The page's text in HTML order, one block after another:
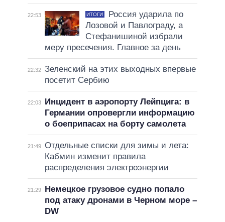
22:53 ИТОГИ
Россия ударила по
Лозовой и Павлограду, а
Стефанишиной избрали
меру пресечения. Главное за день
22:32 Зеленский на этих выходных впервые
посетит Сербию
22:03
Инцидент в аэропорту Лейпцига: в
Германии опровергли информацию
о боеприпасах на борту самолета
21:49 Отдельные списки для зимы и лета:
Кабмин изменит правила
распределения электроэнергии
21:29
Немецкое грузовое судно попало
под атаку дронами в Черном море –
DW